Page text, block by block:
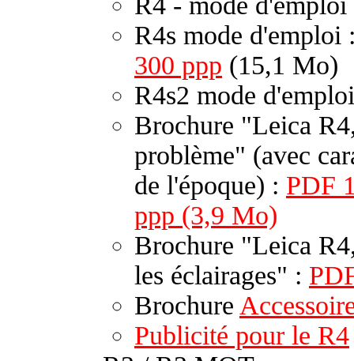
R4s mode
300 ppp (15,1 Mo)
R4s2 mode
Brochure "Leica
problème" (avec
de l'époque) : PDF
ppp (3,9 Mo)
Brochure "Leica
les éclairages" :
Brochure
Publicité pour le R4